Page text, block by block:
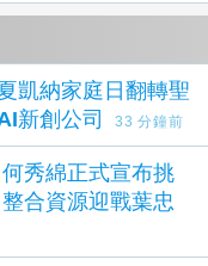
凱納家庭日翻轉聖
新創公司
33 分鐘前
秀綿正式宣布挑
合資源迎戰葉忠